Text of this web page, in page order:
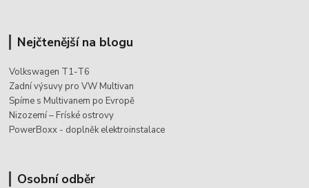
Nejčtenější na blogu
Volkswagen T1-T6
Zadní výsuvy pro VW Multivan
Spíme s Multivanem po Evropě
Nizozemí – Fríské ostrovy
PowerBoxx - doplněk elektroinstalace
Osobní odběr